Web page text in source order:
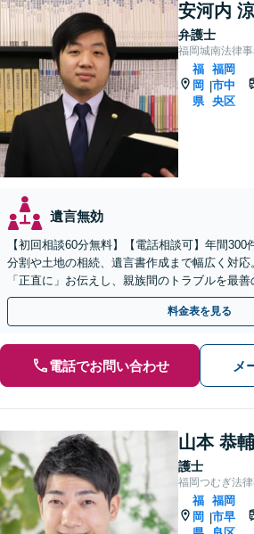
安河内
弁護士
福岡城南法律
福
岡
県
|
福岡
市中
央区
遺言無効
【初回相談60分無料】【電話相談可】年間300
分割や土地の相続、遺言書作成まで幅広く対応
「正直に」お伝えし、親族間のトラブルを最
テラス利用可】
料金表を見る
電話でお問い合わせ メ
山本 恭輔
護士
福岡つむぎ法
福
岡 |
福岡
市早